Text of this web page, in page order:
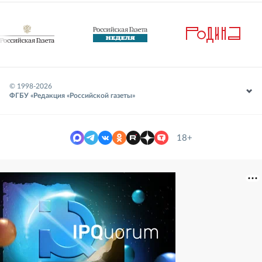
© 1998-2026
ФГБУ «Редакция «Российской газеты»
18+